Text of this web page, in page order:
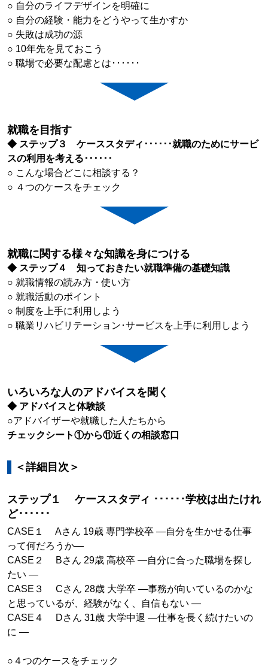
○ 自分のライフデザインを明確に
○ 自分の経験・能力をどうやって生かすか
○ 失敗は成功の源
○ 10年先を見ておこう
○ 職場で必要な配慮とは･･････
就職を目指す
◆ ステップ３ ケーススタディ･･････就職のためにサービ
スの利用を考える･･････
○ こんな場合どこに相談する？
○ ４つのケースをチェック
就職に関する様々な知識を身につける
◆ ステップ４ 知っておきたい就職準備の基礎知識
○ 就職情報の読み方・使い方
○ 就職活動のポイント
○ 制度を上手に利用しよう
○ 職業リハビリテーション･サービスを上手に利用しよう
いろいろな人のアドバイスを聞く
◆ アドバイスと体験談
○アドバイザーや就職した人たちから
チェックシート①から⑪近くの相談窓口
＜詳細目次＞
ステップ１ ケーススタディ ･･････学校は出たけれ
ど･･････
CASE１ Aさん 19歳 専門学校卒 —自分を生かせる仕事
って何だろうか—
CASE２ Bさん 29歳 高校卒 —自分に合った職場を探し
たい —
CASE３ Cさん 28歳 大学卒 —事務が向いているのかな
と思っているが、経験がなく、自信もない —
CASE４ Dさん 31歳 大学中退 —仕事を長く続けたいの
に —
○４つのケースをチェック